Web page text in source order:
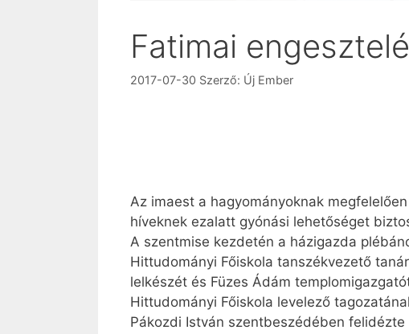
Fatimai
2017-07-30 Szerző: Új Ember
Az imaest a hagyományoknak
híveknek ezalatt gyónási lehetőséget
A szentmise kezdetén a házi­gazda
Hittudományi Főiskola tanszékvezető
lelkészét és Füzes Ádám
Hittudományi Főiskola levelező
Pákozdi István szent­beszédében